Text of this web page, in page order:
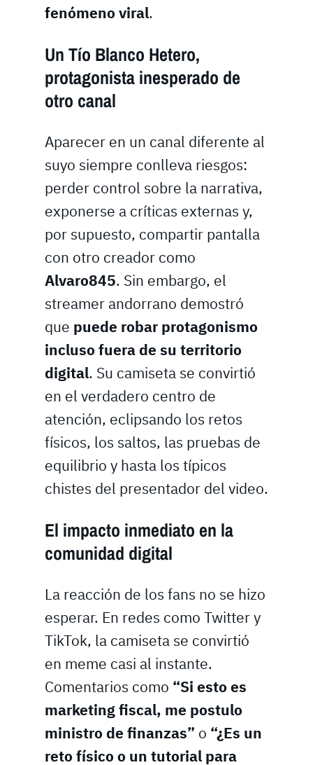
fenómeno viral.
Un Tío Blanco Hetero,
protagonista inesperado de
otro canal
Aparecer en un canal diferente al
suyo siempre conlleva riesgos:
perder control sobre la narrativa,
exponerse a críticas externas y,
por supuesto, compartir pantalla
con otro creador como
Alvaro845. Sin embargo, el
streamer andorrano demostró
que puede robar protagonismo
incluso fuera de su territorio
digital. Su camiseta se convirtió
en el verdadero centro de
atención, eclipsando los retos
físicos, los saltos, las pruebas de
equilibrio y hasta los típicos
chistes del presentador del video.
El impacto inmediato en la
comunidad digital
La reacción de los fans no se hizo
esperar. En redes como Twitter y
TikTok, la camiseta se convirtió
en meme casi al instante.
Comentarios como “Si esto es
marketing fiscal, me postulo
ministro de finanzas” o “¿Es un
reto físico o un tutorial para